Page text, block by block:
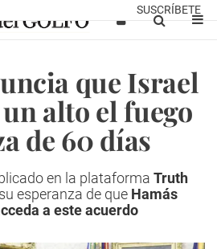
SUSCRÍBETE
que Israel
alto el fuego
de 60 días
en la plataforma Truth
esperanza de que Hamás
a este acuerdo